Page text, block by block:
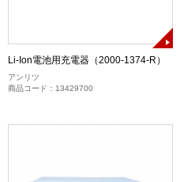
Li-Ion電池用充電器（2000-1374-R）
アンリツ
商品コード：13429700